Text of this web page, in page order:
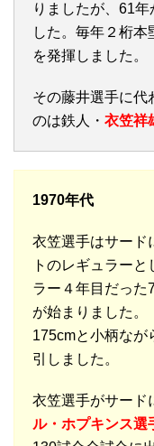
りましたが、61
した。毎年２桁本
を発揮しました。
その藤井選手に代
のは鉄人・ 衣笠祥
1970年代
衣笠選手はサード
トのレギュラー
ラー４年目だった
が始まりました。
175cmと小柄なが
引しました。
衣笠選手がサード
ル・ホプキンス選